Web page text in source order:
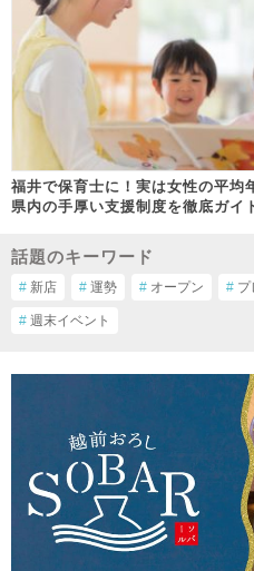
福井で保育士に！実は女性の平均
県内の手厚い支援制度を徹底ガイ
話題のキーワード
# 新店 # 運勢 # オープン # プ
# 週末イベント